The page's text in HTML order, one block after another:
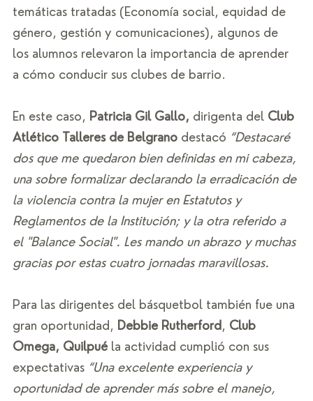
temáticas tratadas (Economía social, equidad de
género, gestión y comunicaciones), algunos de
los alumnos relevaron la importancia de aprender
a cómo conducir sus clubes de barrio.
En este caso, Patricia Gil Gallo, dirigenta del Club
Atlético Talleres de Belgrano destacó “Destacaré
dos que me quedaron bien definidas en mi cabeza,
una sobre formalizar declarando la erradicación de
la violencia contra la mujer en Estatutos y
Reglamentos de la Institución; y la otra referido a
el "Balance Social". Les mando un abrazo y muchas
gracias por estas cuatro jornadas maravillosas.
Para las dirigentes del básquetbol también fue una
gran oportunidad, Debbie Rutherford, Club
Omega, Quilpué la actividad cumplió con sus
expectativas “Una excelente experiencia y
oportunidad de aprender más sobre el manejo,